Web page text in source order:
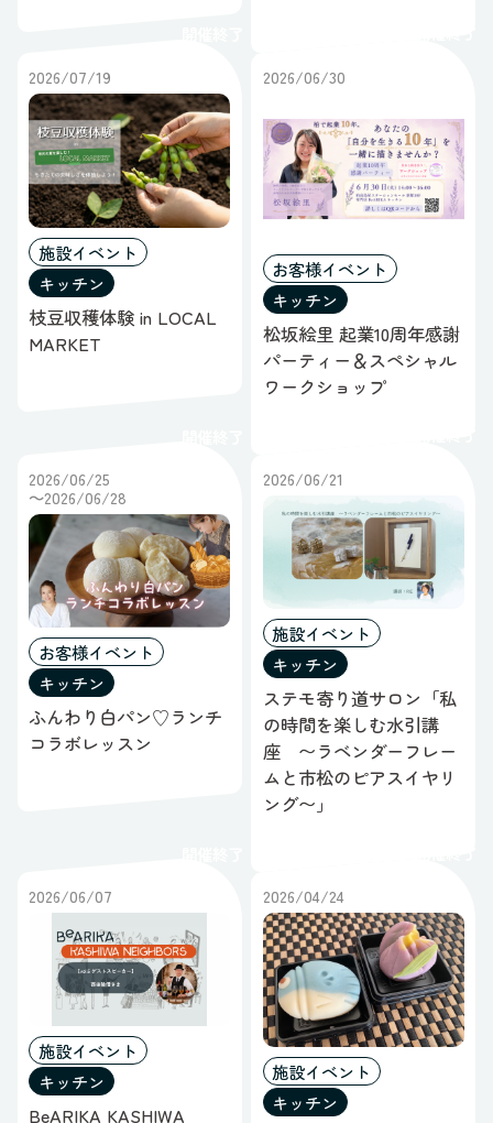
2026/07/19
施設イベント
キッチン
枝豆収穫体験 in LOCAL
MARKET
2026/06/30
お客様イベント
キッチン
松坂絵里 起業10周年感謝
パーティー＆スペシャル
ワークショップ
2026/06/25
～2026/06/28
お客様イベント
キッチン
ふんわり白パン♡ランチ
コラボレッスン
2026/06/21
施設イベント
キッチン
ステモ寄り道サロン「私
の時間を楽しむ水引講
座 〜ラベンダーフレー
ムと市松のピアスイヤリ
ング〜」
2026/06/07
施設イベント
キッチン
BeARIKA KASHIWA
2026/04/24
施設イベント
キッチン